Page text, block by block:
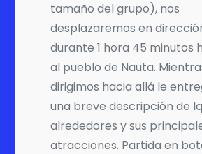
tamaño del grupo), nos
desplazaremos en
durante 1 hora 45 minutos
al pueblo de Nauta.
dirigimos hacia allá le
una breve descripción de
alrededores y sus
atracciones. Partida en